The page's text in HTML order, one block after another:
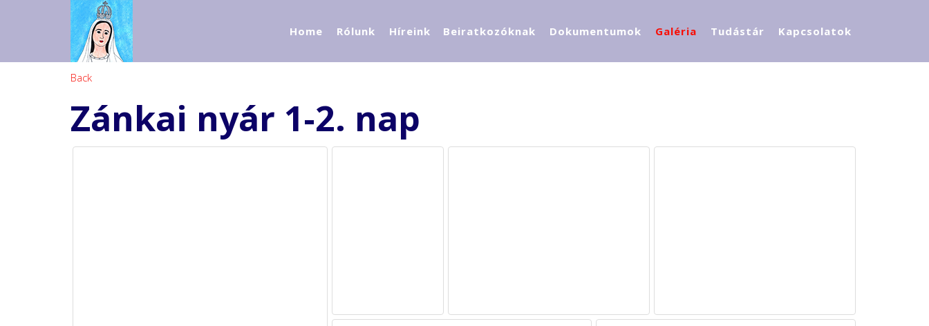
Home Rólunk Híreink Beiratkozóknak Dokumentumok Galéria Tudástár Kapcsolatok
Back
Zánkai nyár 1-2. nap